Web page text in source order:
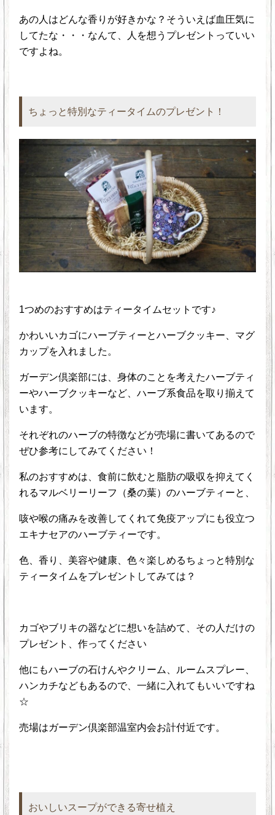
あの人はどんな香りが好きかな？そういえば血圧気に
してたな・・・なんて、人を想うプレゼントっていい
ですよね。
ちょっと特別なティータイムのプレゼント！
1つめのおすすめはティータイムセットです♪
かわいいカゴにハーブティーとハーブクッキー、マグ
カップを入れました。
ガーデン倶楽部には、身体のことを考えたハーブティ
ーやハーブクッキーなど、ハーブ系食品を取り揃えて
います。
それぞれのハーブの特徴などが売場に書いてあるので
ぜひ参考にしてみてください！
私のおすすめは、食前に飲むと脂肪の吸収を抑えてく
れるマルベリーリーフ（桑の葉）のハーブティーと、
咳や喉の痛みを改善してくれて免疫アップにも役立つ
エキナセアのハーブティーです。
色、香り、美容や健康、色々楽しめるちょっと特別な
ティータイムをプレゼントしてみては？
カゴやブリキの器などに想いを詰めて、その人だけの
プレゼント、作ってください
他にもハーブの石けんやクリーム、ルームスプレー、
ハンカチなどもあるので、一緒に入れてもいいですね
☆
売場はガーデン倶楽部温室内会お計付近です。
おいしいスープができる寄せ植え